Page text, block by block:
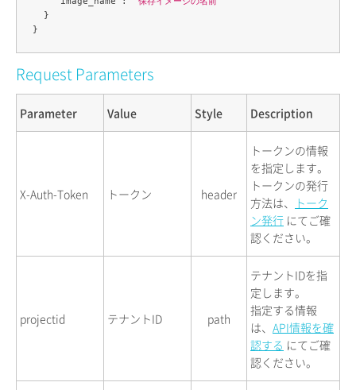
  }
Request Parameters
Parameter Value Style Description
X-Auth-Token トークン header
トークンの情報
を指定します。
トークンの発行
方法は、
トーク
ン発行 にてご確
認ください。
projectid テナントID path
テナントIDを指
定します。
指定する情報
は、 API情報を確
認する にてご確
認ください。